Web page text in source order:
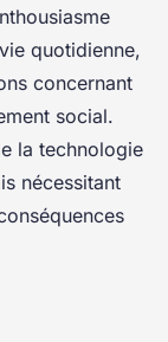
quotidienne,
concernant
social.
la technologie
nécessitant